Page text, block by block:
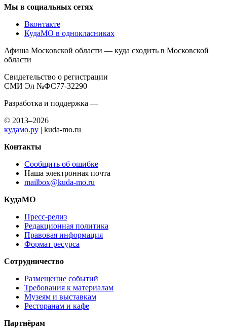
Мы в социальных сетях
Вконтакте
КудаМО в однокласниках
Афиша Московской области — куда сходить в Московской
области
Свидетельство о регистрации
СМИ Эл №ФС77-32290
Разработка и поддержка —
© 2013–2026
кудамо.ру | kuda-mo.ru
Контакты
Сообщить об ошибке
Наша электронная почта
mailbox@kuda-mo.ru
КудаМО
Пресс-релиз
Редакционная политика
Правовая информация
Формат ресурса
Сотрудничество
Размещение событий
Требования к материалам
Музеям и выставкам
Ресторанам и кафе
Партнёрам